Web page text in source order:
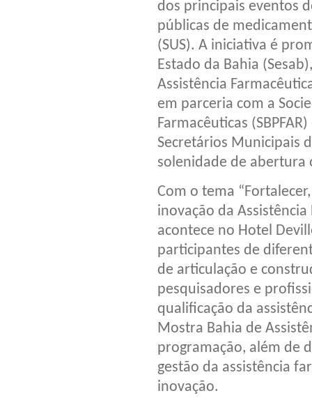
dos principais eventos
públicas de
(SUS). A iniciativa é
Estado da Bahia
Assistência
em parceria com a
Farmacêuticas
Secretários Municipais
solenidade de abertura
Com o tema
inovação da Assistência
acontece no Hotel
participantes de
de articulação e
pesquisadores e
qualificação da
Mostra Bahia de
programação, além de
gestão da assistência
inovação.